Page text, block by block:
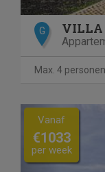
G VILLA
Max. 4 personen
Previous
Vanaf
€1033
per week